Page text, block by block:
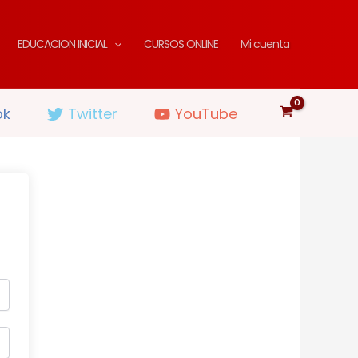
EDUCACION INICIAL CURSOS ONLINE Mi cuenta
Twitter YouTube